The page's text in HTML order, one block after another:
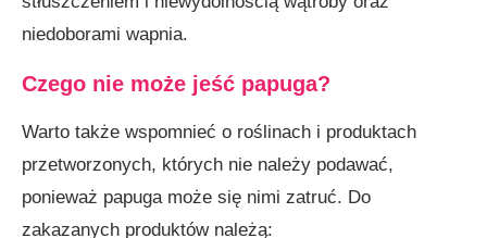
niedoborami wapnia.
Czego nie może jeść papuga?
Warto także wspomnieć o roślinach i produktach
przetworzonych, których nie należy podawać,
ponieważ papuga może się nimi zatruć. Do
zakazanych produktów należą: